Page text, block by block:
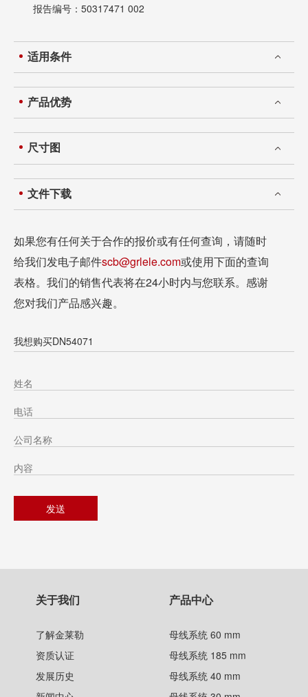
报告编号：50317471 002
适用条件
产品优势
尺寸图
文件下载
如果您有任何关于合作的报价或有任何查询，请随时
给我们发电子邮件scb@grlele.com或使用下面的查询
表格。我们的销售代表将在24小时内与您联系。感谢
您对我们产品感兴趣。
我想购买DN54071
关于我们
了解金莱勒
资质认证
发展历史
产品中心
母线系统 60 mm
母线系统 185 mm
母线系统 40 mm